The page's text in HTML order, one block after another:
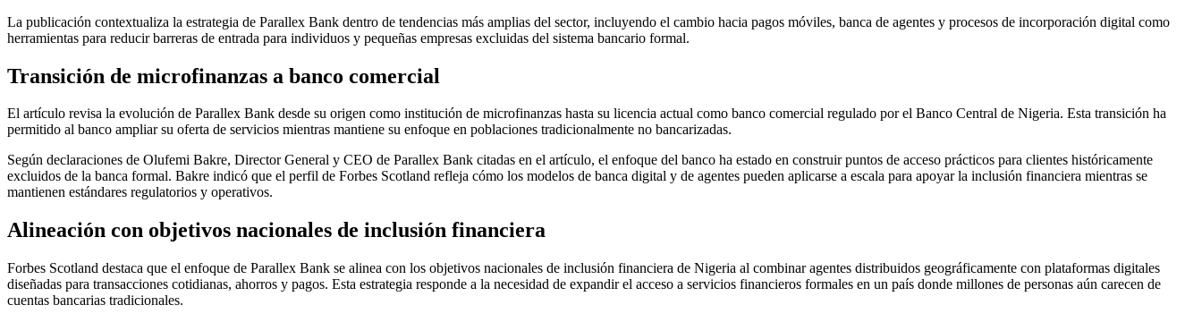
La publicación contextualiza la estrategia de Parallex Bank dentro de tendencias más amplias del sector, incluyendo el cambio hacia pagos móviles, banca de agentes y procesos de incorporación digital como
herramientas para reducir barreras de entrada para individuos y pequeñas empresas excluidas del sistema bancario formal.
Transición de microfinanzas a banco comercial
El artículo revisa la evolución de Parallex Bank desde su origen como institución de microfinanzas hasta su licencia actual como banco comercial regulado por el Banco Central de Nigeria. Esta transición ha
permitido al banco ampliar su oferta de servicios mientras mantiene su enfoque en poblaciones tradicionalmente no bancarizadas.
Según declaraciones de Olufemi Bakre, Director General y CEO de Parallex Bank citadas en el artículo, el enfoque del banco ha estado en construir puntos de acceso prácticos para clientes históricamente
excluidos de la banca formal. Bakre indicó que el perfil de Forbes Scotland refleja cómo los modelos de banca digital y de agentes pueden aplicarse a escala para apoyar la inclusión financiera mientras se
mantienen estándares regulatorios y operativos.
Alineación con objetivos nacionales de inclusión financiera
Forbes Scotland destaca que el enfoque de Parallex Bank se alinea con los objetivos nacionales de inclusión financiera de Nigeria al combinar agentes distribuidos geográficamente con plataformas digitales
diseñadas para transacciones cotidianas, ahorros y pagos. Esta estrategia responde a la necesidad de expandir el acceso a servicios financieros formales en un país donde millones de personas aún carecen de
cuentas bancarias tradicionales.